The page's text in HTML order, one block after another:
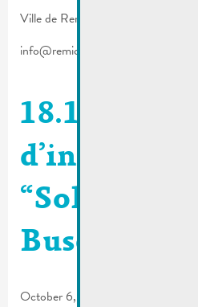
Ville de Remich | B.P. 9 | L-5501
info@remich.lu
18.10.2022 |
Buschland”
October 6, 2022